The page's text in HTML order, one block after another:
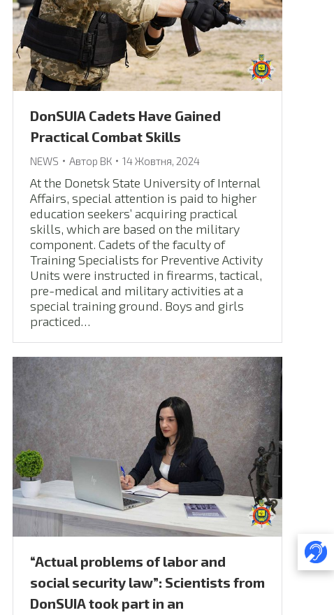
DonSUIA Cadets Have Gained
Practical Combat Skills
NEWS Автор ВК 14 Жовтня, 2024
At the Donetsk State University of Internal
Affairs, special attention is paid to higher
education seekers’ acquiring practical
skills, which are based on the military
component. Cadets of the faculty of
Training Specialists for Preventive Activity
Units were instructed in firearms, tactical,
pre-medical and military activities at a
special training ground. Boys and girls
practiced…
“Actual problems of labor and
social security law”: Scientists from
DonSUIA took part in an